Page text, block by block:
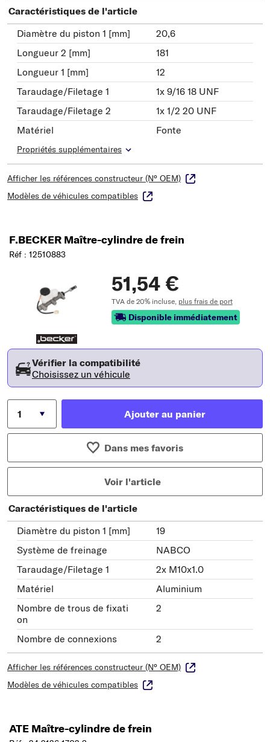
Caractéristiques de l'article
Diamètre du piston 1 [mm]
20,6
Longueur 2 [mm]
181
Longueur 1 [mm]
12
Taraudage/Filetage 1
1x 9/16 18 UNF
Taraudage/Filetage 2
1x 1/2 20 UNF
Matériel
Fonte
Propriétés supplémentaires
Afficher les références constructeur (N° OEM)
Modèles de véhicules compatibles
F.BECKER Maître-cylindre de frein
Réf : 12510883
51,54 €
TVA de 20% incluse, plus frais de port
Disponible immédiatement
Vérifier la compatibilité
Choisissez un véhicule
Ajouter au panier
Dans mes favoris
Voir l'article
Caractéristiques de l'article
Diamètre du piston 1 [mm]
19
Système de freinage
NABCO
Taraudage/Filetage 1
2x M10x1.0
Matériel
Aluminium
Nombre de trous de fixati
on
2
Nombre de connexions 2
Afficher les références constructeur (N° OEM)
Modèles de véhicules compatibles
ATE Maître-cylindre de frein